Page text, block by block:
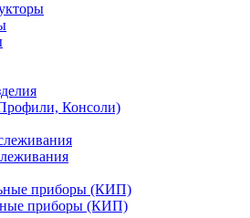
Консоли)
приборы (КИП)
приборы (КИП)